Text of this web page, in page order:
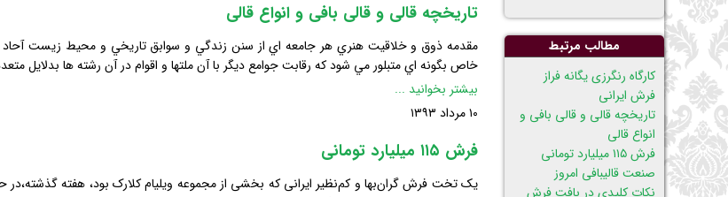
تاریخچه قالی و قالی بافی و انواع قالی
مقدمه ذوق و خلاقيت هنري هر جامعه اي از سنن زندگي و سوابق تاريخي و محيط زيست آحاد
خاص بگونه اي متبلور مي شود كه رقابت جوامع ديگر با آن ملتها و اقوام در آن رشته ها بدلايل
بیشتر بخوانید ...
قالی
بافی
و
۱۰ مرداد ۱۳۹۳
فرش ۱۱۵ میلیارد تومانی
مطالب مرتبط
كارگاه رنگرزی يگانه فراز
فرش ایرانی
تاریخچه قالی و قالی بافی و
انواع قالی
فرش ۱۱۵ میلیارد تومانی
صنعت قالیبافی امروز
نکات کلیدی در بافت فرش